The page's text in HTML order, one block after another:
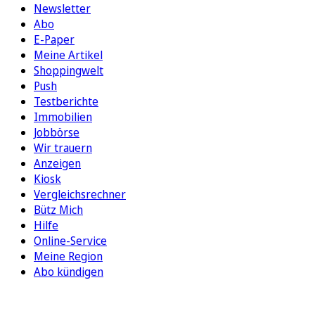
Newsletter
Abo
E-Paper
Meine Artikel
Shoppingwelt
Push
Testberichte
Immobilien
Jobbörse
Wir trauern
Anzeigen
Kiosk
Vergleichsrechner
Bütz Mich
Hilfe
Online-Service
Meine Region
Abo kündigen